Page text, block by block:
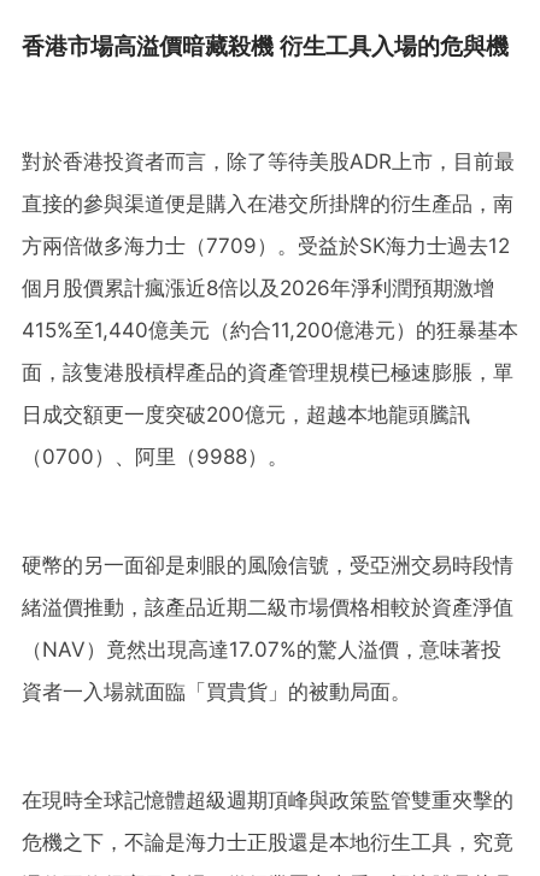
香港市場高溢價暗藏殺機 衍生工具入場的危與機
對於香港投資者而言，除了等待美股ADR上市，目前最
直接的參與渠道便是購入在港交所掛牌的衍生產品，南
方兩倍做多海力士（7709）。受益於SK海力士過去12
個月股價累計瘋漲近8倍以及2026年淨利潤預期激增
415%至1,440億美元（約合11,200億港元）的狂暴基本
面，該隻港股槓桿產品的資產管理規模已極速膨脹，單
日成交額更一度突破200億元，超越本地龍頭騰訊
（0700）、阿里（9988）。
硬幣的另一面卻是刺眼的風險信號，受亞洲交易時段情
緒溢價推動，該產品近期二級市場價格相較於資產淨值
（NAV）竟然出現高達17.07%的驚人溢價，意味著投
資者一入場就面臨「買貴貨」的被動局面。
在現時全球記憶體超級週期頂峰與政策監管雙重夾擊的
危機之下，不論是海力士正股還是本地衍生工具，究竟